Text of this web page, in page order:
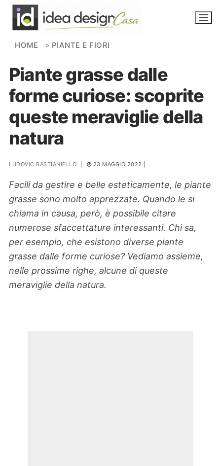
Skip to content
NOVITÀ
AMBIENTI
FAI DA TE
PIANTE
Ortaggio
HOME » PIANTE E FIORI
Piante grasse dalle
forme curiose: scoprite
queste meraviglie della
natura
LUDOVIC BASTIANIELLO 23 MAGGIO 2022
Facili da gestire e belle esteticamente, le piante
grasse sono molto apprezzate. Quando le si
chiama in causa, però, è possibile citare
numerose sfaccettature interessanti. Chi sa,
per esempio, che esistono diverse piante
grasse dalle forme curiose? Vediamo assieme,
nelle prossime righe, alcune di queste
meraviglie della natura.